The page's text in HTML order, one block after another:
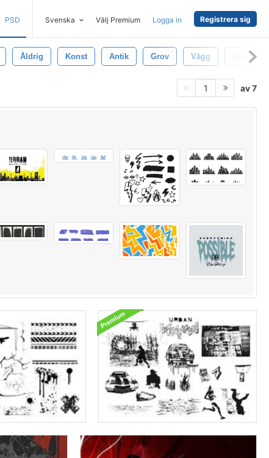
PSD Svenska Välj Premium Logga in Registrera sig
Åldrig Konst Antik Grov Vägg Cement
1 av 7